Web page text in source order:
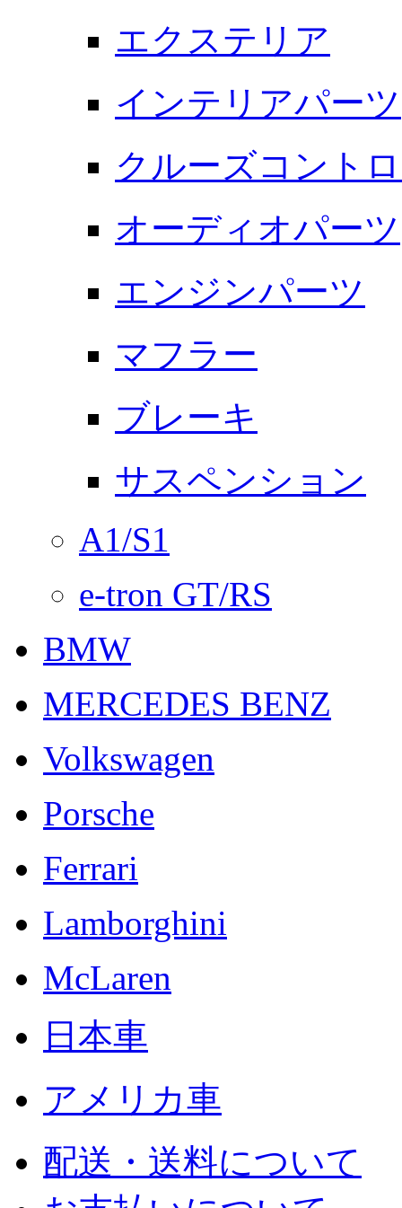
エクステリア
インテリアパーツ
クルーズコント
オーディオパーツ
エンジンパーツ
マフラー
ブレーキ
サスペンション
A1/S1
e-tron GT/RS
BMW
MERCEDES BENZ
Volkswagen
Porsche
Ferrari
Lamborghini
McLaren
日本車
アメリカ車
配送・送料について